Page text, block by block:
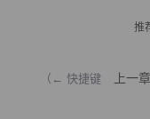
推
（← 快捷键 上一章